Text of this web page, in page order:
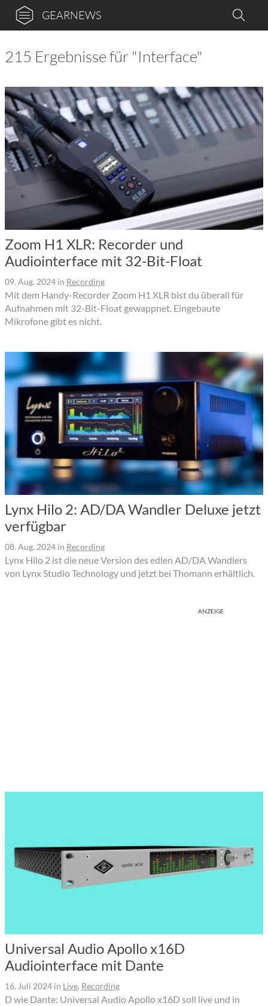
GEARNEWS
215 Ergebnisse für "Interface"
Zoom H1 XLR: Recorder und
Audiointerface mit 32-Bit-Float
09. Aug. 2024 in Recording
Mit dem Handy-Recorder Zoom H1 XLR bist du überall für
Aufnahmen mit 32-Bit-Float gewappnet. Eingebaute
Mikrofone gibt es nicht.
Lynx Hilo 2: AD/DA Wandler Deluxe jetzt
verfügbar
08. Aug. 2024 in Recording
Lynx Hilo 2 ist die neue Version des edlen AD/DA Wandlers
von Lynx Studio Technology und jetzt bei Thomann erhältlich.
ANZEIGE
Universal Audio Apollo x16D
Audiointerface mit Dante
16. Juli 2024 in Live, Recording
D wie Dante: Universal Audio Apollo x16D soll live und in